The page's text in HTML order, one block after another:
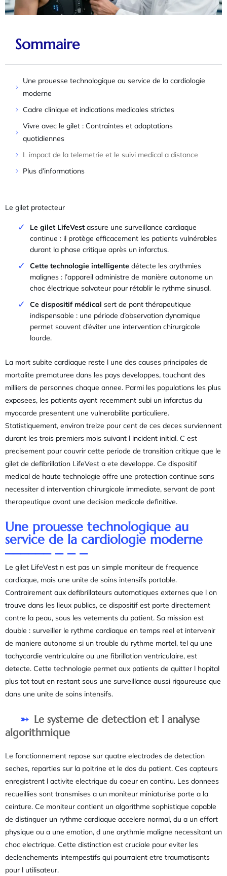
Sommaire
Une prouesse technologique au service de la cardiologie
moderne
Cadre clinique et indications medicales strictes
Vivre avec le gilet : Contraintes et adaptations
quotidiennes
L impact de la telemetrie et le suivi medical a distance
Plus d’informations
Le gilet protecteur
Le gilet LifeVest assure une surveillance cardiaque
continue : il protège efficacement les patients vulnérables
durant la phase critique après un infarctus.
Cette technologie intelligente détecte les arythmies
malignes : l’appareil administre de manière autonome un
choc électrique salvateur pour rétablir le rythme sinusal.
Ce dispositif médical sert de pont thérapeutique
indispensable : une période d’observation dynamique
permet souvent d’éviter une intervention chirurgicale
lourde.
La mort subite cardiaque reste l une des causes principales de
mortalite prematuree dans les pays developpes, touchant des
milliers de personnes chaque annee. Parmi les populations les plus
exposees, les patients ayant recemment subi un infarctus du
myocarde presentent une vulnerabilite particuliere.
Statistiquement, environ treize pour cent de ces deces surviennent
durant les trois premiers mois suivant l incident initial. C est
precisement pour couvrir cette periode de transition critique que le
gilet de defibrillation LifeVest a ete developpe. Ce dispositif
medical de haute technologie offre une protection continue sans
necessiter d intervention chirurgicale immediate, servant de pont
therapeutique avant une decision medicale definitive.
Une prouesse technologique au
service de la cardiologie moderne
Le gilet LifeVest n est pas un simple moniteur de frequence
cardiaque, mais une unite de soins intensifs portable.
Contrairement aux defibrillateurs automatiques externes que l on
trouve dans les lieux publics, ce dispositif est porte directement
contre la peau, sous les vetements du patient. Sa mission est
double : surveiller le rythme cardiaque en temps reel et intervenir
de maniere autonome si un trouble du rythme mortel, tel qu une
tachycardie ventriculaire ou une fibrillation ventriculaire, est
detecte. Cette technologie permet aux patients de quitter l hopital
plus tot tout en restant sous une surveillance aussi rigoureuse que
dans une unite de soins intensifs.
Le systeme de detection et l analyse
algorithmique
Le fonctionnement repose sur quatre electrodes de detection
seches, reparties sur la poitrine et le dos du patient. Ces capteurs
enregistrent l activite electrique du coeur en continu. Les donnees
recueillies sont transmises a un moniteur miniaturise porte a la
ceinture. Ce moniteur contient un algorithme sophistique capable
de distinguer un rythme cardiaque accelere normal, du a un effort
physique ou a une emotion, d une arythmie maligne necessitant un
choc electrique. Cette distinction est cruciale pour eviter les
declenchements intempestifs qui pourraient etre traumatisants
pour l utilisateur.